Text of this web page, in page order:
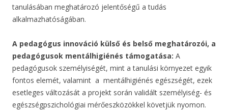
tanulásában meghatározó jelentőségű a tudás
alkalmazhatóságában.
A pedagógus innováció külső és belső meghatározói, a
pedagógusok mentálhigiénés támogatása: A
pedagógusok személyiségét, mint a tanulási környezet egyik
fontos elemét, valamint a mentálhigiénés egészségét, ezek
esetleges változását a projekt során validált személyiség- és
egészségpszichológiai mérőeszközökkel követjük nyomon.